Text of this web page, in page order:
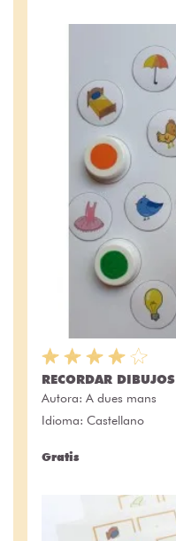
RECORDAR DIBUJOS
Autora: A dues mans
Idioma: Castellano
Gratis